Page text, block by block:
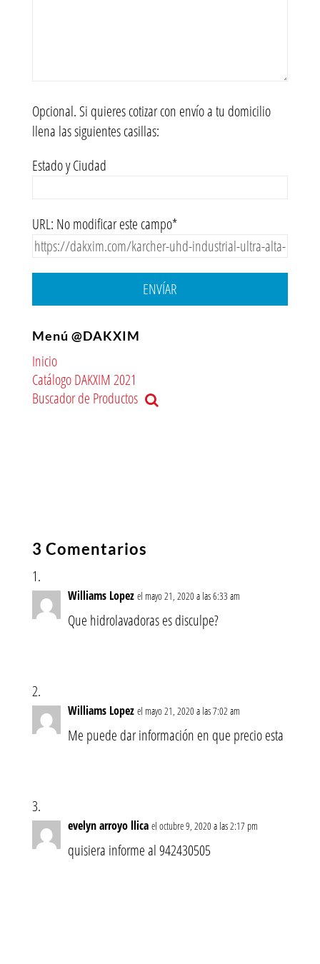
Opcional. Si quieres cotizar con envío a tu domicilio
llena las siguientes casillas:
Estado y Ciudad
URL: No modificar este campo*
ENVÍAR
Menú @DAKXIM
Inicio
Catálogo DAKXIM 2021
Buscador de Productos
3 Comentarios
Williams Lopez el mayo 21, 2020 a las 6:33 am
Que hidrolavadoras es disculpe?
Williams Lopez el mayo 21, 2020 a las 7:02 am
Me puede dar información en que precio esta
evelyn arroyo llica el octubre 9, 2020 a las 2:17 pm
quisiera informe al 942430505